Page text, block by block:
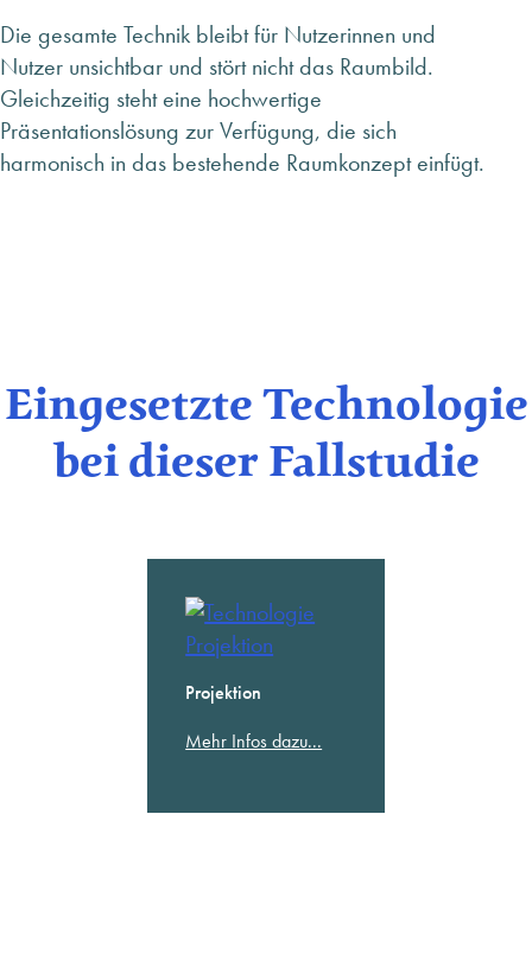
Die gesamte Technik bleibt für Nutzerinnen und
Nutzer unsichtbar und stört nicht das Raumbild.
Gleichzeitig steht eine hochwertige
Präsentationslösung zur Verfügung, die sich
harmonisch in das bestehende Raumkonzept einfügt.
Eingesetzte Technologie
bei dieser Fallstudie
Projektion
Mehr Infos dazu...